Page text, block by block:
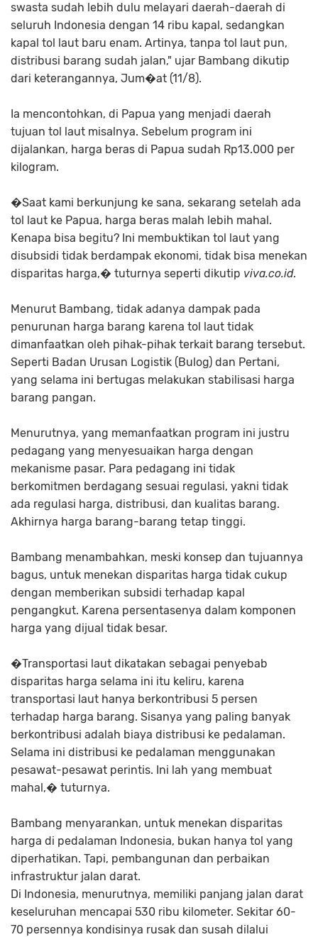
swasta sudah lebih dulu melayari daerah-daerah di
seluruh Indonesia dengan 14 ribu kapal, sedangkan
kapal tol laut baru enam. Artinya, tanpa tol laut pun,
distribusi barang sudah jalan," ujar Bambang dikutip
dari keterangannya, Jum�at (11/8).
Ia mencontohkan, di Papua yang menjadi daerah
tujuan tol laut misalnya. Sebelum program ini
dijalankan, harga beras di Papua sudah Rp13.000 per
kilogram.
�Saat kami berkunjung ke sana, sekarang setelah ada
tol laut ke Papua, harga beras malah lebih mahal.
Kenapa bisa begitu? Ini membuktikan tol laut yang
disubsidi tidak berdampak ekonomi, tidak bisa menekan
disparitas harga,� tuturnya seperti dikutip viva.co.id.
Menurut Bambang, tidak adanya dampak pada
penurunan harga barang karena tol laut tidak
dimanfaatkan oleh pihak-pihak terkait barang tersebut.
Seperti Badan Urusan Logistik (Bulog) dan Pertani,
yang selama ini bertugas melakukan stabilisasi harga
barang pangan.
Menurutnya, yang memanfaatkan program ini justru
pedagang yang menyesuaikan harga dengan
mekanisme pasar. Para pedagang ini tidak
berkomitmen berdagang sesuai regulasi, yakni tidak
ada regulasi harga, distribusi, dan kualitas barang.
Akhirnya harga barang-barang tetap tinggi.
Bambang menambahkan, meski konsep dan tujuannya
bagus, untuk menekan disparitas harga tidak cukup
dengan memberikan subsidi terhadap kapal
pengangkut. Karena persentasenya dalam komponen
harga yang dijual tidak besar.
�Transportasi laut dikatakan sebagai penyebab
disparitas harga selama ini itu keliru, karena
transportasi laut hanya berkontribusi 5 persen
terhadap harga barang. Sisanya yang paling banyak
berkontribusi adalah biaya distribusi ke pedalaman.
Selama ini distribusi ke pedalaman menggunakan
pesawat-pesawat perintis. Ini lah yang membuat
mahal,� tuturnya.
Bambang menyarankan, untuk menekan disparitas
harga di pedalaman Indonesia, bukan hanya tol yang
diperhatikan. Tapi, pembangunan dan perbaikan
infrastruktur jalan darat.
Di Indonesia, menurutnya, memiliki panjang jalan darat
keseluruhan mencapai 530 ribu kilometer. Sekitar 60-
70 persennya kondisinya rusak dan susah dilalui